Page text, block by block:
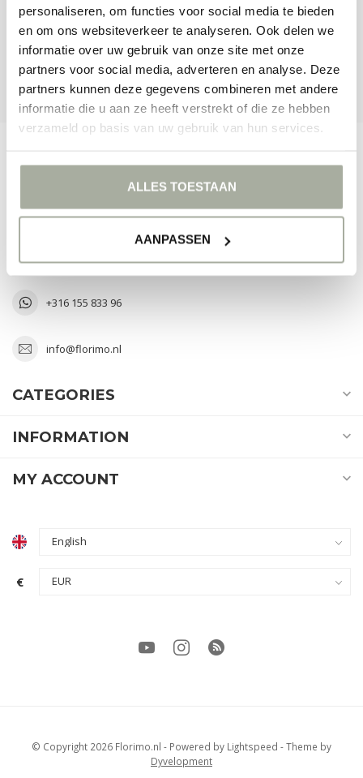
personaliseren, om functies voor social media te bieden
en om ons websiteverkeer te analyseren. Ook delen we
informatie over uw gebruik van onze site met onze
partners voor social media, adverteren en analyse. Deze
partners kunnen deze gegevens combineren met andere
informatie die u aan ze heeft verstrekt of die ze hebben
verzameld op basis van uw gebruik van hun services.
ALLES TOESTAAN
AANPASSEN
CUSTOMER SERVICE
VIEW OUR STORES
FLORIMO.NL
Nederland
+316 155 833 96
info@florimo.nl
CATEGORIES
INFORMATION
MY ACCOUNT
€
© Copyright 2026 Florimo.nl - Powered by Lightspeed - Theme by
Dyvelopment